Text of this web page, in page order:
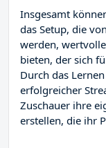
Insgesamt
das Setup, die
werden,
bieten, der sich
Durch das
erfolgreicher
Zuschauer ihre
erstellen, die ihr